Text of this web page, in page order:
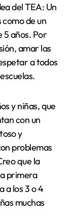
del TEA: Un
de un
5 años. Por
amar las
a todos
y niñas, que
con un
y
problemas
que la
primera
a los 3 o 4
muchas